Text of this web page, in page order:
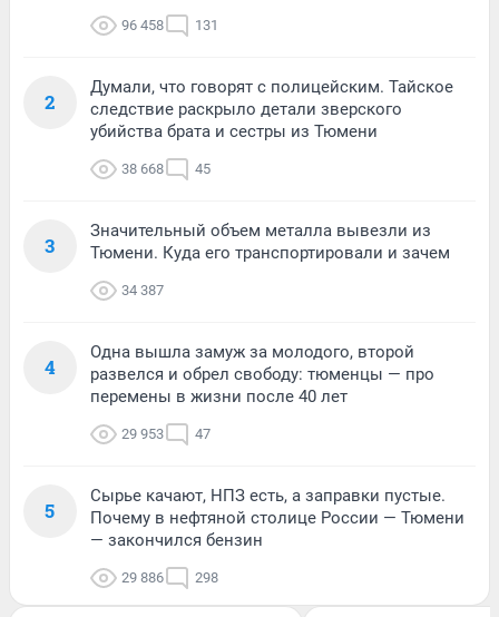
96 458 131
2
Думали, что говорят с полицейским. Тайское
следствие раскрыло детали зверского
убийства брата и сестры из Тюмени
38 668 45
3
Значительный объем металла вывезли из
Тюмени. Куда его транспортировали и зачем
34 387
4
Одна вышла замуж за молодого, второй
развелся и обрел свободу: тюменцы — про
перемены в жизни после 40 лет
29 953 47
5
Сырье качают, НПЗ есть, а заправки пустые.
Почему в нефтяной столице России — Тюмени
— закончился бензин
29 886 298